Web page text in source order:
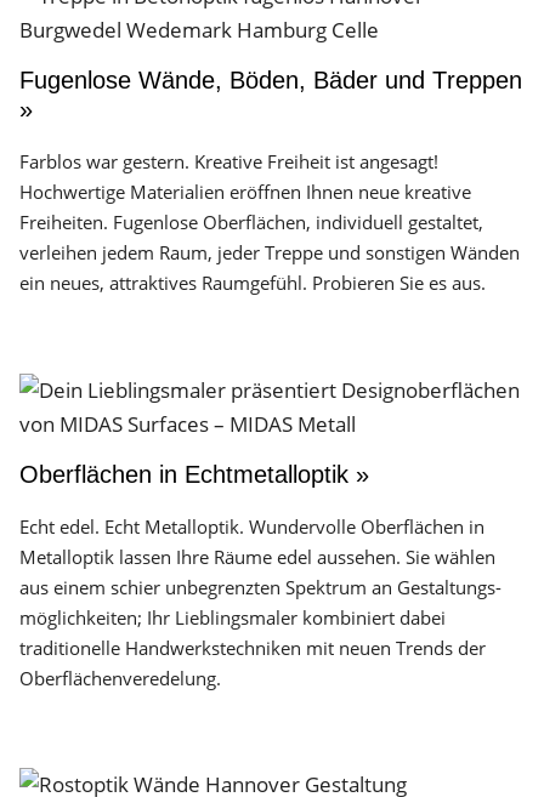
Fugenlose Wände, Böden, Bäder und Treppen
»
Farblos war gestern. Kreative Freiheit ist angesagt!
Hochwertige Materialien eröffnen Ihnen neue kreative
Freiheiten. Fugenlose Oberflächen, individuell gestaltet,
verleihen jedem Raum, jeder Treppe und sonstigen Wänden
ein neues, attraktives Raumgefühl. Probieren Sie es aus.
Oberflächen in Echtmetalloptik »
Echt edel. Echt Metalloptik. Wundervolle Oberflächen in
Metalloptik lassen Ihre Räume edel aussehen. Sie wählen
aus einem schier unbegrenzten Spektrum an Gestaltungs­
möglichkeiten; Ihr Lieblingsmaler kombiniert dabei
traditionelle Handwerks­techniken mit neuen Trends der
Oberflächen­veredelung.